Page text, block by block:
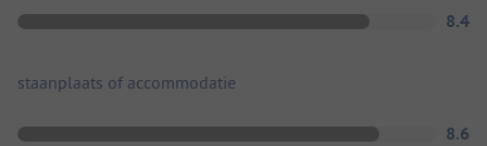
8.4
staanplaats of accommodatie
8.6